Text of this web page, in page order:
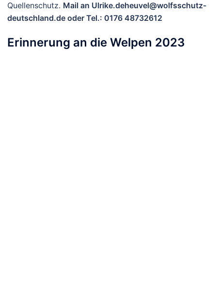
Quellenschutz. Mail an Ulrike.deheuvel@wolfsschutz-
deutschland.de oder Tel.: 0176 48732612
Erinnerung an die Welpen 2023